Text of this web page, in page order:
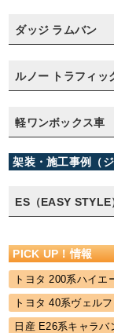
ダッジ ラムバン
ルノー トラフィッ
軽ワンボックス車
架装・施工事例（
ES（EASY STYLE
PICK UP！情報
トヨタ 200系ハイエ
トヨタ 40系ヴェル
日産 E26系キャラバ